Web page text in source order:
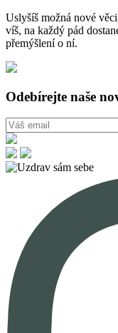
Uslyšíš možná nové
víš, na každý pád
přemýšlení o ní.
Odebírejte naše